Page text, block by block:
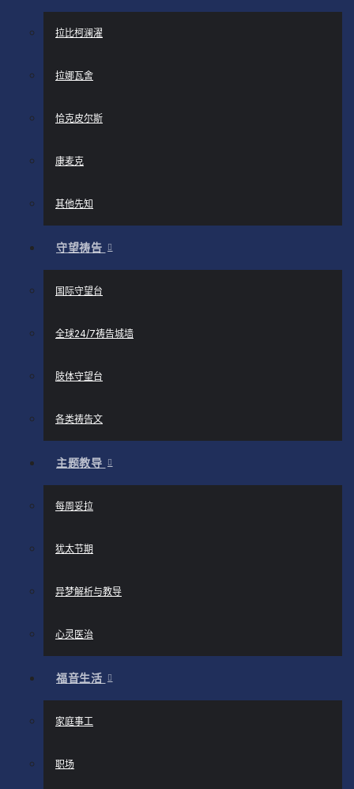
拉比柯澜濯
拉娜瓦舍
恰克皮尔斯
康麦克
其他先知
守望祷告
国际守望台
全球24/7祷告城墙
肢体守望台
各类祷告文
主题教导
每周妥拉
犹太节期
异梦解析与教导
心灵医治
福音生活
家庭事工
职场